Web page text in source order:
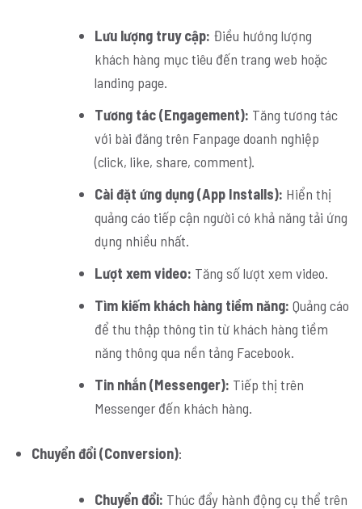
Lưu lượng truy cập: Điều hướng lượng
khách hàng mục tiêu đến trang web hoặc
landing page.
Tương tác (Engagement): Tăng tương tác
với bài đăng trên Fanpage doanh nghiệp
(click, like, share, comment).
Cài đặt ứng dụng (App Installs): Hiển thị
quảng cáo tiếp cận người có khả năng tải ứng
dụng nhiều nhất.
Lượt xem video: Tăng số lượt xem video.
Tìm kiếm khách hàng tiềm năng: Quảng cáo
để thu thập thông tin từ khách hàng tiềm
năng thông qua nền tảng Facebook.
Tin nhắn (Messenger): Tiếp thị trên
Messenger đến khách hàng.
Chuyển đổi (Conversion):
Chuyển đổi: Thúc đẩy hành động cụ thể trên